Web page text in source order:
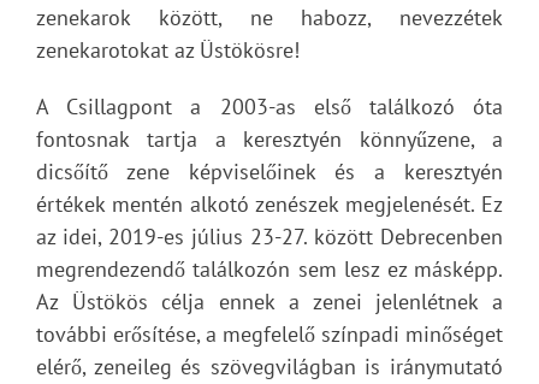
zenekarok között, ne habozz, nevezzétek
zenekarotokat az Üstökösre!
A Csillagpont a 2003-as első találkozó óta
fontosnak tartja a keresztyén könnyűzene, a
dicsőítő zene képviselőinek és a keresztyén
értékek mentén alkotó zenészek megjelenését. Ez
az idei, 2019-es július 23-27. között Debrecenben
megrendezendő találkozón sem lesz ez másképp.
Az Üstökös célja ennek a zenei jelenlétnek a
további erősítése, a megfelelő színpadi minőséget
elérő, zeneileg és szövegvilágban is iránymutató